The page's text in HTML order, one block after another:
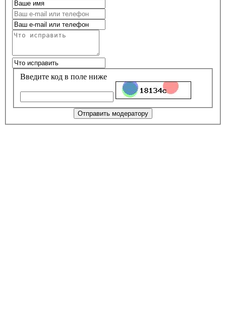
Введите код в поле ниже
Отправить модератору